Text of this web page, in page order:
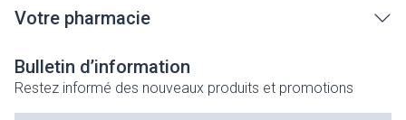
Votre pharmacie
Bulletin d’information
Restez informé des nouveaux produits et promotions